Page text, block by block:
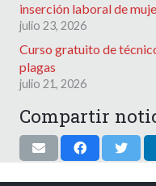
inserción laboral de
julio 23, 2026
Curso gratuito de
plagas
julio 21, 2026
Compartir